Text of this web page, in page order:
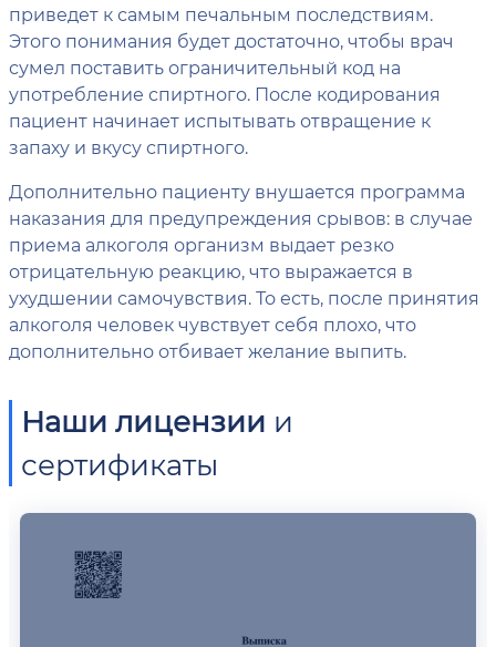
приведет к самым печальным последствиям.
Этого понимания будет достаточно, чтобы врач
сумел поставить ограничительный код на
употребление спиртного. После кодирования
пациент начинает испытывать отвращение к
запаху и вкусу спиртного.
Дополнительно пациенту внушается программа
наказания для предупреждения срывов: в случае
приема алкоголя организм выдает резко
отрицательную реакцию, что выражается в
ухудшении самочувствия. То есть, после принятия
алкоголя человек чувствует себя плохо, что
дополнительно отбивает желание выпить.
Наши лицензии и
сертификаты